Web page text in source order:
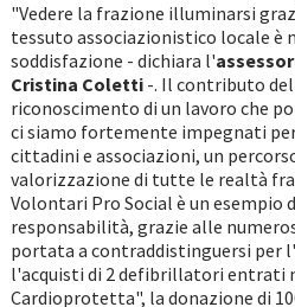
"Vedere la frazione illuminarsi
tessuto associazionistico locale è
soddisfazione - dichiara l'
Cristina Coletti-. Il contributo
riconoscimento di un lavoro che
ci siamo fortemente impegnati
cittadini e associazioni, un
valorizzazione di tutte le realtà
Volontari Pro Social è un esempio
responsabilità, grazie alle
portata a contraddistinguersi per
l'acquisti di 2 defibrillatori entrati
Cardioprotetta", la donazione di